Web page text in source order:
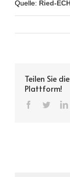
Quelle: Ried-
Teilen Sie
Plattform!
Facebook
Twitter